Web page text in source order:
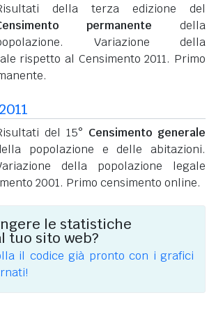
della terza edizione del
permanente della
Variazione della
rispetto al Censimento 2011. Primo
del 15° Censimento generale
popolazione e delle abitazioni.
della popolazione legale
2001. Primo censimento online.
le statistiche
tuo sito web?
il codice già pronto con i grafici